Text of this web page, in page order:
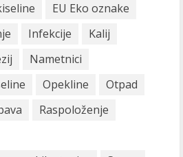
EU Eko oznake
Infekcije
Kalij
Nametnici
Opekline
Otpad
Raspoloženje